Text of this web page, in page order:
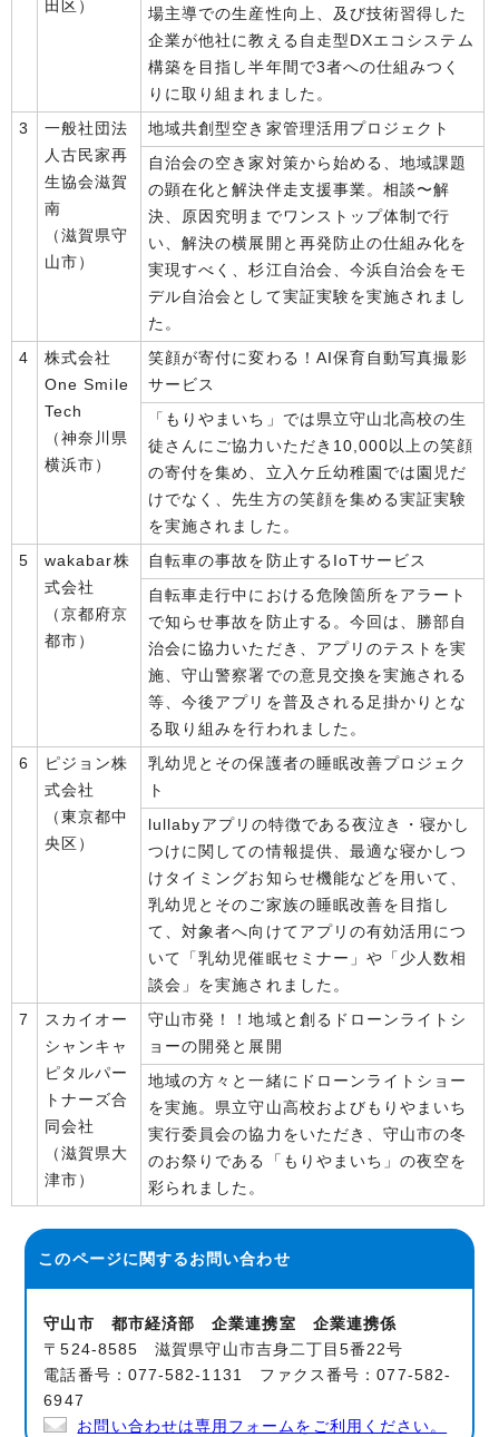
田区）
場主導での生産性向上、及び技術習得した
企業が他社に教える自走型DXエコシステム
構築を目指し半年間で3者への仕組みつく
りに取り組まれました。
3
一般社団法
人古民家再
生協会滋賀
南
（滋賀県守
山市）
地域共創型空き家管理活用プロジェクト
自治会の空き家対策から始める、地域課題
の顕在化と解決伴走支援事業。相談〜解
決、原因究明までワンストップ体制で行
い、解決の横展開と再発防止の仕組み化を
実現すべく、杉江自治会、今浜自治会をモ
デル自治会として実証実験を実施されまし
た。
4
株式会社
One Smile
Tech
（神奈川県
横浜市）
笑顔が寄付に変わる！AI保育自動写真撮影
サービス
「もりやまいち」では県立守山北高校の生
徒さんにご協力いただき10,000以上の笑顔
の寄付を集め、立入ケ丘幼稚園では園児だ
けでなく、先生方の笑顔を集める実証実験
を実施されました。
5
wakabar株
式会社
（京都府京
都市）
自転車の事故を防止するIoTサービス
自転車走行中における危険箇所をアラート
で知らせ事故を防止する。今回は、勝部自
治会に協力いただき、アプリのテストを実
施、守山警察署での意見交換を実施される
等、今後アプリを普及される足掛かりとな
る取り組みを行われました。
6
ピジョン株
式会社
（東京都中
央区）
乳幼児とその保護者の睡眠改善プロジェク
ト
lullabyアプリの特徴である夜泣き・寝かし
つけに関しての情報提供、最適な寝かしつ
けタイミングお知らせ機能などを用いて、
乳幼児とそのご家族の睡眠改善を目指し
て、対象者へ向けてアプリの有効活用につ
いて「乳幼児催眠セミナー」や「少人数相
談会」を実施されました。
7
スカイオー
シャンキャ
ピタルパー
トナーズ合
同会社
（滋賀県大
津市）
守山市発！！地域と創るドローンライトシ
ョーの開発と展開
地域の方々と一緒にドローンライトショー
を実施。県立守山高校およびもりやまいち
実行委員会の協力をいただき、守山市の冬
のお祭りである「もりやまいち」の夜空を
彩られました。
このページに関するお問い合わせ
守山市 都市経済部 企業連携室 企業連携係
〒524-8585 滋賀県守山市吉身二丁目5番22号
電話番号：077-582-1131 ファクス番号：077-582-
6947
お問い合わせは専用フォームをご利用ください。